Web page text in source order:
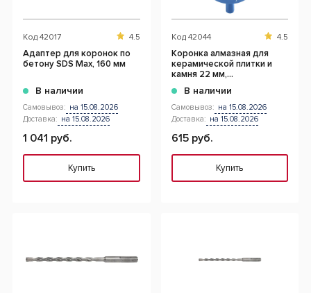
Код 42017 4.5
Адаптер для коронок по
бетону SDS Max, 160 мм
В наличии
Самовывоз: на 15.08.2026
Доставка: на 15.08.2026
1 041 руб.
Купить
Код 42044 4.5
Коронка алмазная для
керамической плитки и
камня 22 мм,
В наличии
Самовывоз: на 15.08.2026
Доставка: на 15.08.2026
615 руб.
Купить